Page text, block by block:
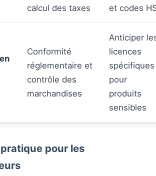
calcul des taxes
et codes
Conformité
réglementaire et
contrôle des
marchandises
Anticiper
licences
spécifiques
pour
produits
sensibles
pour les